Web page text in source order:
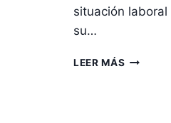
situación
su…
LEER MÁS